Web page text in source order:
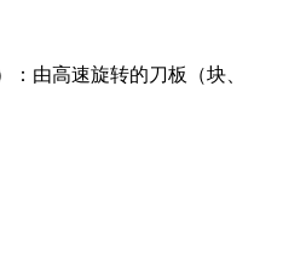
由高速旋转的刀板（块、